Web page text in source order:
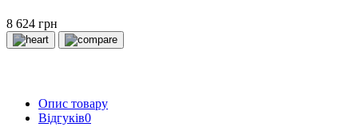
8 624 грн
Опис товару
Відгуків0